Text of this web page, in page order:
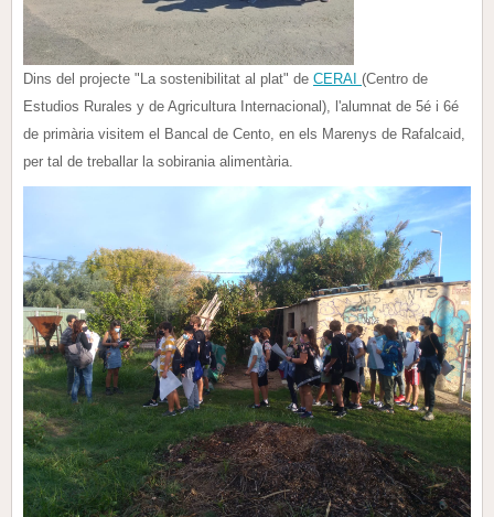
Dins del projecte "La sostenibilitat al plat" de CERAI (Centro de
Estudios Rurales y de Agricultura Internacional), l'alumnat de 5é i 6é
de primària visitem el Bancal de Cento, en els Marenys de Rafalcaid,
per tal de treballar la sobirania alimentària.